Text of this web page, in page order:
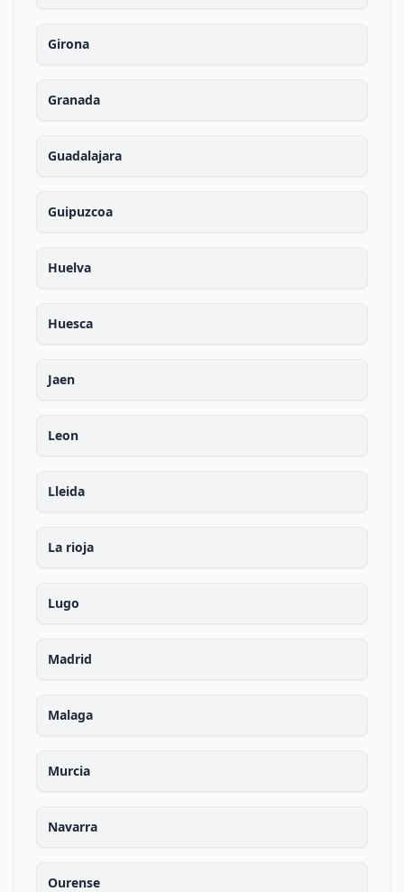
Girona
Granada
Guadalajara
Guipuzcoa
Huelva
Huesca
Jaen
Leon
Lleida
La rioja
Lugo
Madrid
Malaga
Murcia
Navarra
Ourense